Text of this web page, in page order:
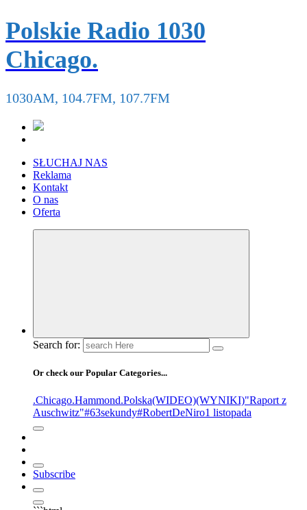
Polskie Radio 1030
Chicago.
1030AM, 104.7FM, 107.7FM
SŁUCHAJ NAS
Reklama
Kontakt
O nas
Oferta
Search for:
Or check our Popular Categories...
.Chicago.Hammond.Polska(WIDEO)(WYNIKI)"Raport z
Auschwitz"#63sekundy#RobertDeNiro1 listopada
Subscribe